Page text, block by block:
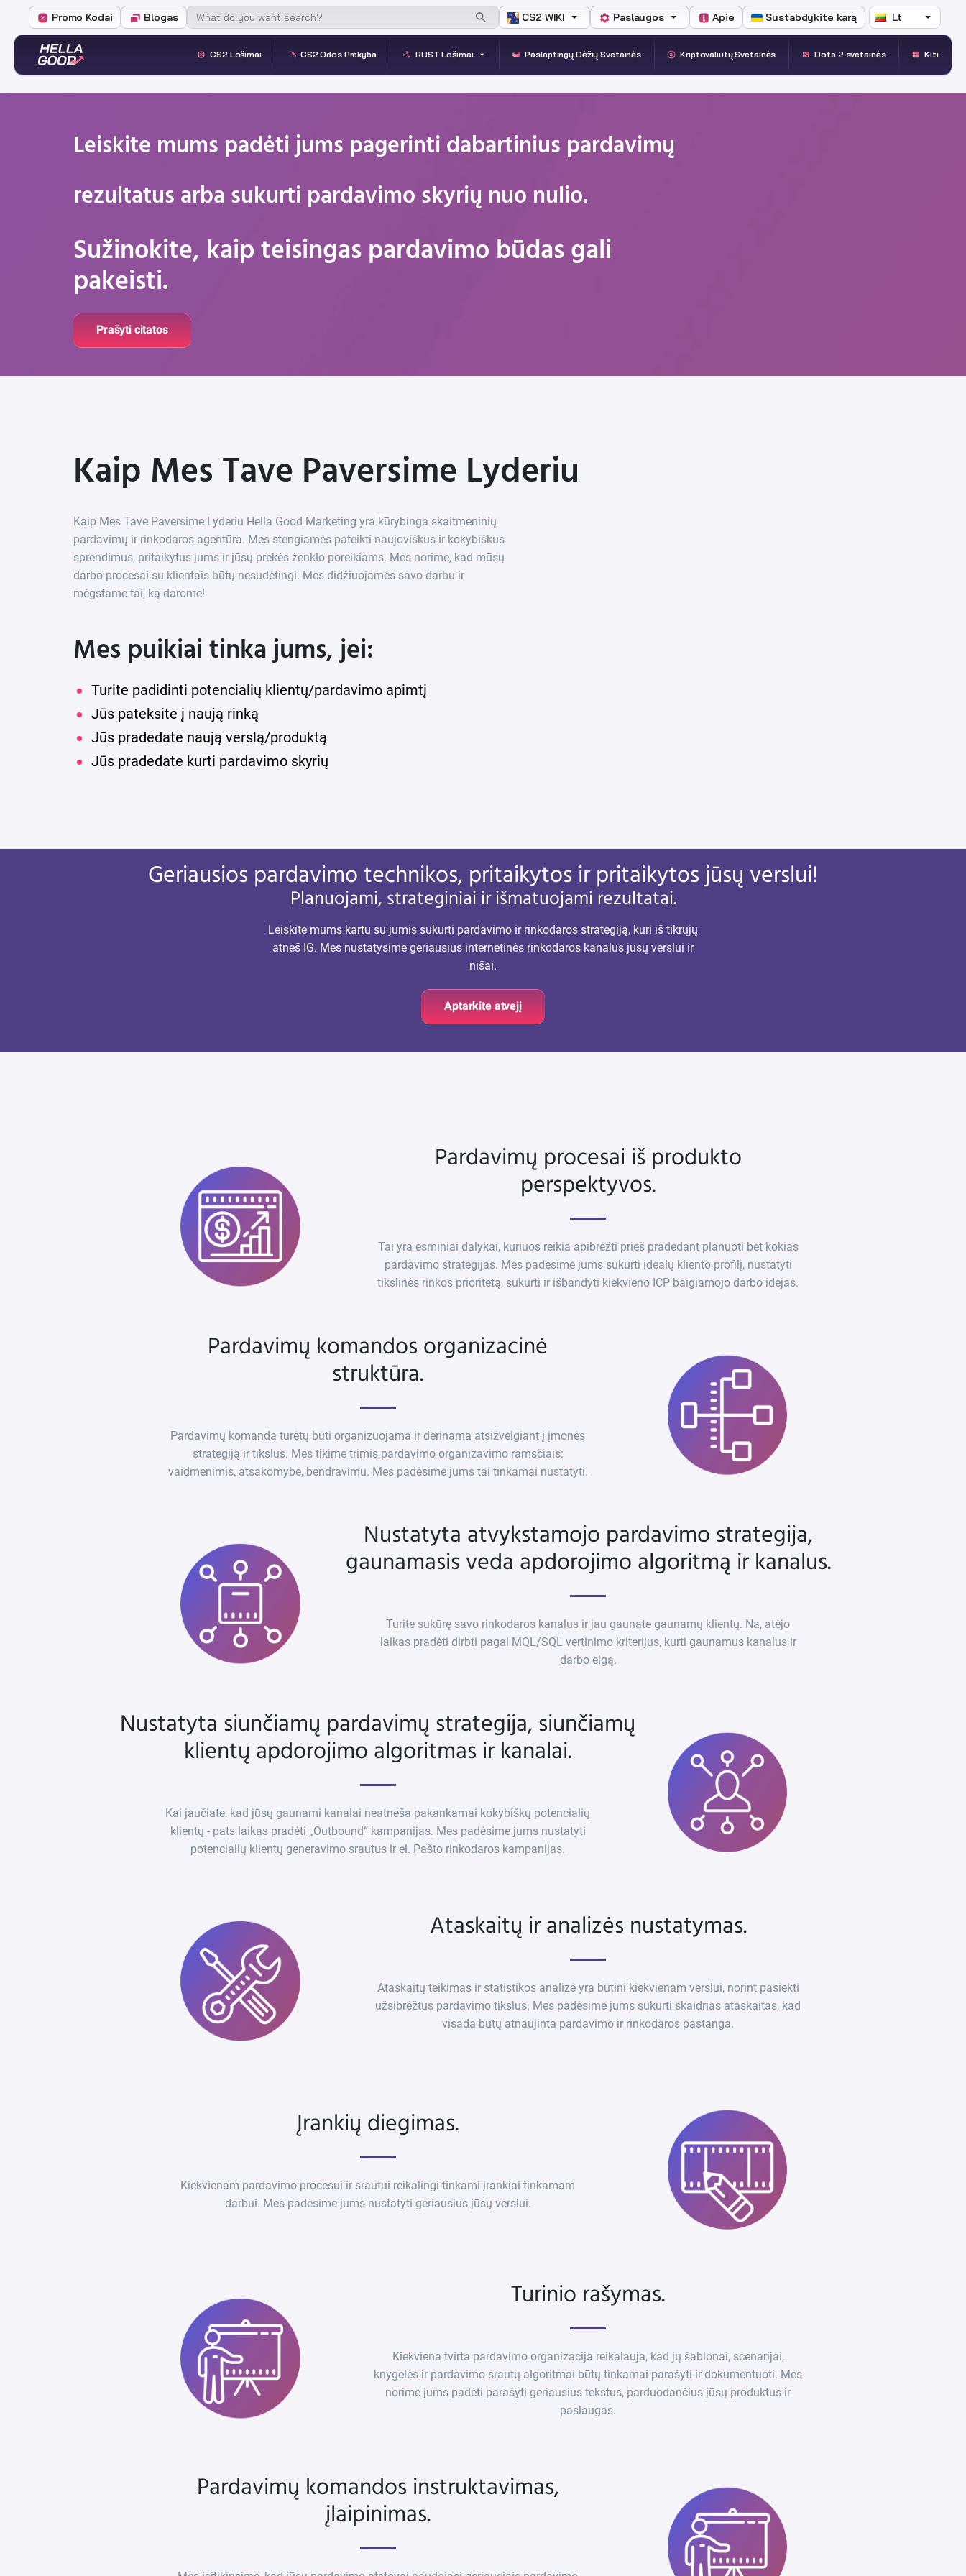
Promo Kodai Blogas CS2 WIKI Paslaugos Apie Sustabdykite karą Lt
CS2 Lošimai CS2 Odos Prekyba RUST Lošimai Paslaptingų Dėžių Svetainės Kriptovaliutų Svetainės Dota 2 svetainės Kiti
Leiskite mums padėti jums pagerinti dabartinius pardavimų
rezultatus arba sukurti pardavimo skyrių nuo nulio.
Sužinokite, kaip teisingas pardavimo būdas gali
pakeisti.
Prašyti citatos
Kaip Mes Tave Paversime Lyderiu
Kaip Mes Tave Paversime Lyderiu Hella Good Marketing yra kūrybinga skaitmeninių
pardavimų ir rinkodaros agentūra. Mes stengiamės pateikti naujoviškus ir kokybiškus
sprendimus, pritaikytus jums ir jūsų prekės ženklo poreikiams. Mes norime, kad mūsų
darbo procesai su klientais būtų nesudėtingi. Mes didžiuojamės savo darbu ir
mėgstame tai, ką darome!
Mes puikiai tinka jums, jei:
Turite padidinti potencialių klientų/pardavimo apimtį
Jūs pateksite į naują rinką
Jūs pradedate naują verslą/produktą
Jūs pradedate kurti pardavimo skyrių
Geriausios pardavimo technikos, pritaikytos ir pritaikytos jūsų verslui!
Planuojami, strateginiai ir išmatuojami rezultatai.
Leiskite mums kartu su jumis sukurti pardavimo ir rinkodaros strategiją, kuri iš tikrųjų
atneš IG. Mes nustatysime geriausius internetinės rinkodaros kanalus jūsų verslui ir
nišai.
Aptarkite atvejį
Pardavimų procesai iš produkto
perspektyvos.
Tai yra esminiai dalykai, kuriuos reikia apibrėžti prieš pradedant planuoti bet kokias
pardavimo strategijas. Mes padėsime jums sukurti idealų kliento profilį, nustatyti
tikslinės rinkos prioritetą, sukurti ir išbandyti kiekvieno ICP baigiamojo darbo idėjas.
Pardavimų komandos organizacinė
struktūra.
Pardavimų komanda turėtų būti organizuojama ir derinama atsižvelgiant į įmonės
strategiją ir tikslus. Mes tikime trimis pardavimo organizavimo ramsčiais:
vaidmenimis, atsakomybe, bendravimu. Mes padėsime jums tai tinkamai nustatyti.
Nustatyta atvykstamojo pardavimo strategija,
gaunamasis veda apdorojimo algoritmą ir kanalus.
Turite sukūrę savo rinkodaros kanalus ir jau gaunate gaunamų klientų. Na, atėjo
laikas pradėti dirbti pagal MQL/SQL vertinimo kriterijus, kurti gaunamus kanalus ir
darbo eigą.
Nustatyta siunčiamų pardavimų strategija, siunčiamų
klientų apdorojimo algoritmas ir kanalai.
Kai jaučiate, kad jūsų gaunami kanalai neatneša pakankamai kokybiškų potencialių
klientų - pats laikas pradėti „Outbound“ kampanijas. Mes padėsime jums nustatyti
potencialių klientų generavimo srautus ir el. Pašto rinkodaros kampanijas.
Ataskaitų ir analizės nustatymas.
Ataskaitų teikimas ir statistikos analizė yra būtini kiekvienam verslui, norint pasiekti
užsibrėžtus pardavimo tikslus. Mes padėsime jums sukurti skaidrias ataskaitas, kad
visada būtų atnaujinta pardavimo ir rinkodaros pastanga.
Įrankių diegimas.
Kiekvienam pardavimo procesui ir srautui reikalingi tinkami įrankiai tinkamam
darbui. Mes padėsime jums nustatyti geriausius jūsų verslui.
Turinio rašymas.
Kiekviena tvirta pardavimo organizacija reikalauja, kad jų šablonai, scenarijai,
knygelės ir pardavimo srautų algoritmai būtų tinkamai parašyti ir dokumentuoti. Mes
norime jums padėti parašyti geriausius tekstus, parduodančius jūsų produktus ir
paslaugas.
Pardavimų komandos instruktavimas,
įlaipinimas.